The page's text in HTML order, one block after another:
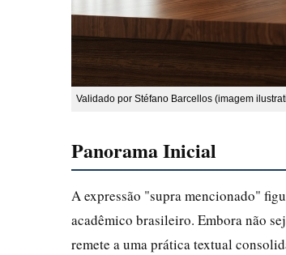
Validado por Stéfano Barcellos (imagem
Panorama Inicial
A expressão "supra mencionado"
acadêmico brasileiro. Embora não
remete a uma prática textual